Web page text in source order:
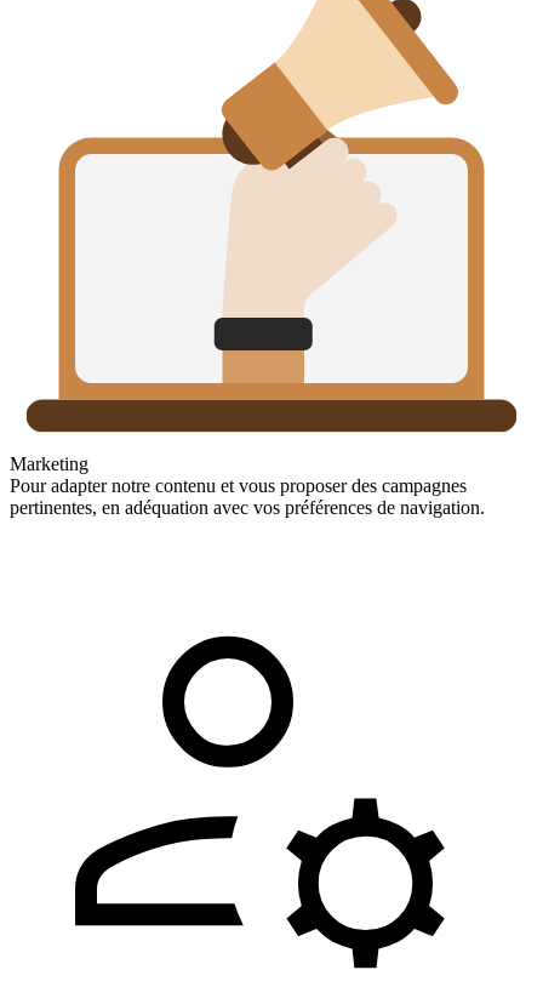
Marketing
Pour adapter notre contenu et vous proposer des campagnes
pertinentes, en adéquation avec vos préférences de navigation.